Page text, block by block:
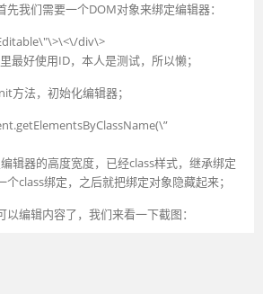
我们需要一个DOM对象来绑定编辑器：
div\>
最好使用ID，本人是测试，所以懒；
方法，初始化编辑器；
辑器的高度宽度，已经class样式，继承绑定
class绑定，之后就把绑定对象隐藏起来；
编辑内容了，我们来看一下截图：